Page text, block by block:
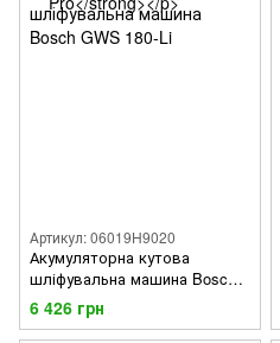
Артикул: 06019H9020
Акумуляторна кутова
шліфувальна машина Bosch
GWS 180-Li
6 426 грн